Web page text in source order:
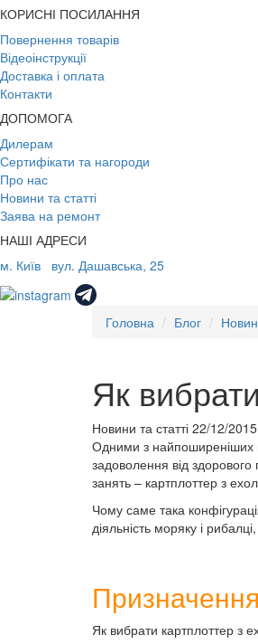
КОРИСНІ ПОСИЛАННЯ
Повернення товарів
Відеоінструкції
Доставка і оплата
Контакти
ДОПОМОГА
Дилерам
Сертифікати та нагороди
Про нас
Новини та статті
Заява на ремонт
НАШІ АДРЕСИ
м. Київ
вул. Дашавська, 25
Головна Блог
Як
Новини та статті 22/12/2015
Одними з найпоширеніших
задоволення від
занять – картплоттер з
Чому саме така
діяльність моряку і
Як вибрати картплоттер з